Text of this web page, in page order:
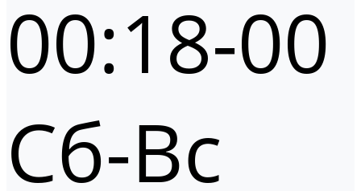
00:18-00
Сб-Вс